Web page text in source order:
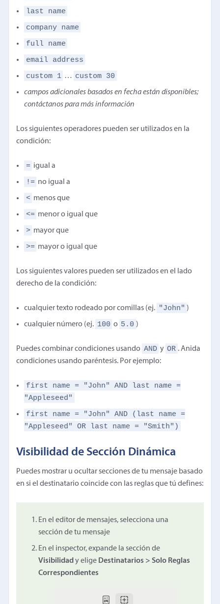
last name
company name
full name
email address
custom 1 … custom 30
campos adicionales basados en fecha están disponibles;
contáctanos para más información
Los siguientes operadores pueden ser utilizados en la
condición:
= igual a
!= no igual a
< menos que
<= menor o igual que
> mayor que
>= mayor o igual que
Los siguientes valores pueden ser utilizados en el lado
derecho de la condición:
cualquier texto rodeado por comillas (ej. "John" )
cualquier número (ej. 100 o 5.0 )
Puedes combinar condiciones usando AND y OR . Anida
condiciones usando paréntesis. Por ejemplo:
first name = "John" AND last name =
"Appleseed"
first name = "John" AND (last name =
"Appleseed" OR last name = "Smith")
Visibilidad de Sección Dinámica
Puedes mostrar u ocultar secciones de tu mensaje basado
en si el destinatario coincide con las reglas que tú defines:
En el editor de mensajes, selecciona una
sección de tu mensaje
En el inspector, expande la sección de
Visibilidad y elige Destinatarios > Solo Reglas
Correspondientes